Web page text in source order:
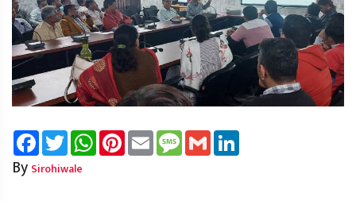
FacebookTwitterWhatsAppPinterest
Email Message
Gmail
By Sirohiwale